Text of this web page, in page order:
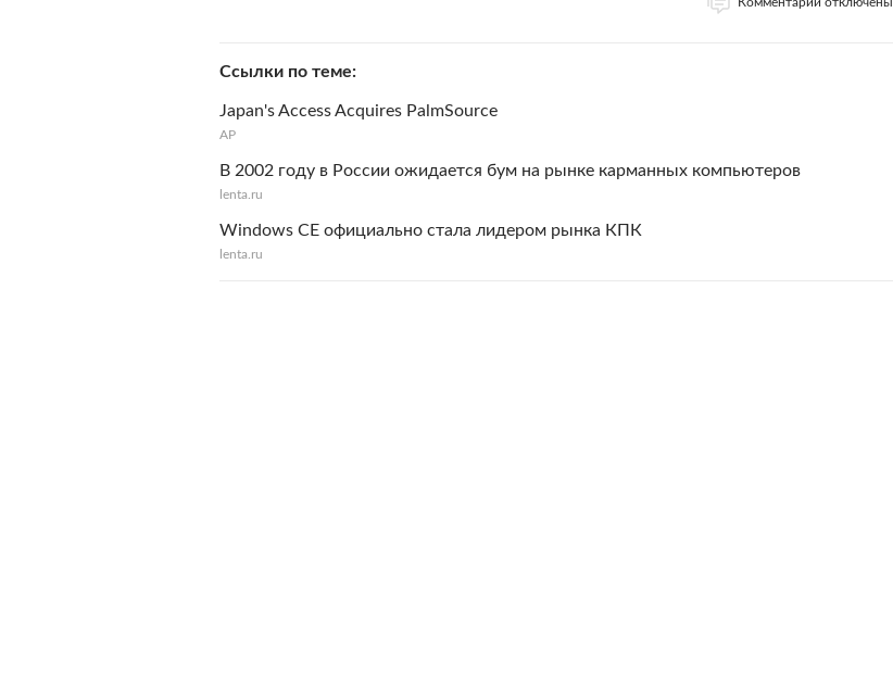
Ссылки по теме
Japan's Access Acquires PalmSource
AP
В 2002 году в России ожидается бум на рынке карманных компьютеров
lenta.ru
Windows CE официально стала лидером рынка КПК
lenta.ru